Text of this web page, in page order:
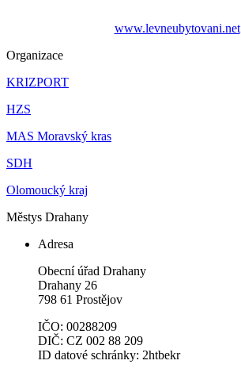
www.levneubytovani.net
Organizace
KRIZPORT
HZS
MAS Moravský kras
SDH
Olomoucký kraj
Městys Drahany
Adresa
Obecní úřad Drahany
Drahany 26
798 61 Prostějov
IČO: 00288209
DIČ: CZ 002 88 209
ID datové schránky: 2htbekr